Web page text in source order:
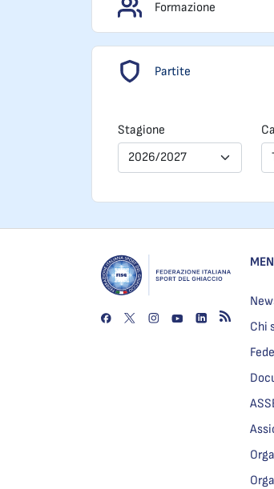
Formazione
Partite
Stagione
2026/2027
Chi